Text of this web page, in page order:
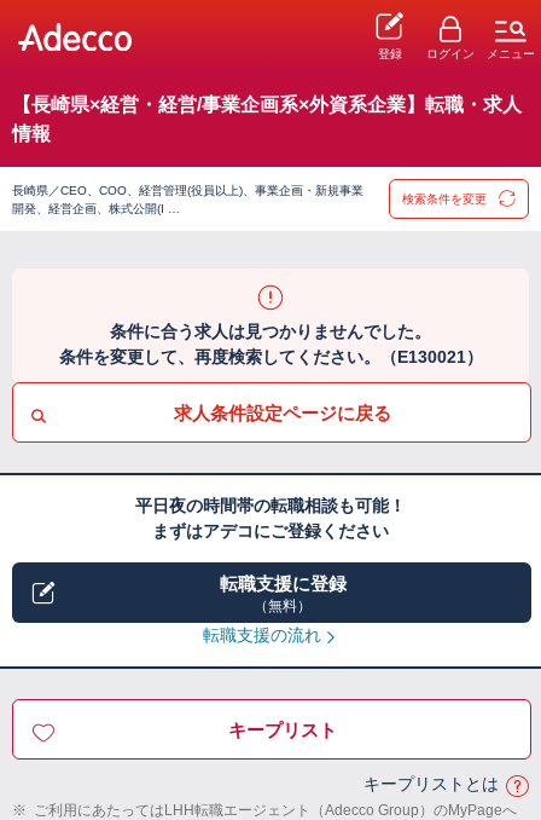
登録 ログイン メニュー
【長崎県×経営・経営/事業企画系×外資系企業】転職・求人
情報
長崎県／CEO、COO、経営管理(役員以上)、事業企画・新規事業
開発、経営企画、株式公開(I …
検索条件を変更
条件に合う求人は見つかりませんでした。
条件を変更して、再度検索してください。（E130021）
求人条件設定ページに戻る
平日夜の時間帯の転職相談も可能！
まずはアデコにご登録ください
転職支援に登録
（無料）
転職支援の流れ
キープリスト
キープリストとは
※ ご利用にあたってはLHH転職エージェント（Adecco Group）のMyPageへ